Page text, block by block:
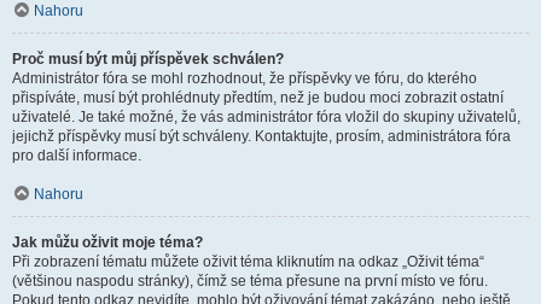
Nahoru
Proč musí být můj příspěvek schválen?
Administrátor fóra se mohl rozhodnout, že příspěvky ve fóru, do kterého
přispíváte, musí být prohlédnuty předtím, než je budou moci zobrazit ostatní
uživatelé. Je také možné, že vás administrátor fóra vložil do skupiny uživatelů,
jejichž příspěvky musí být schváleny. Kontaktujte, prosím, administrátora fóra
pro další informace.
Nahoru
Jak můžu oživit moje téma?
Při zobrazení tématu můžete oživit téma kliknutím na odkaz „Oživit téma“
(většinou naspodu stránky), čímž se téma přesune na první místo ve fóru.
Pokud tento odkaz nevidíte, mohlo být oživování témat zakázáno, nebo ještě